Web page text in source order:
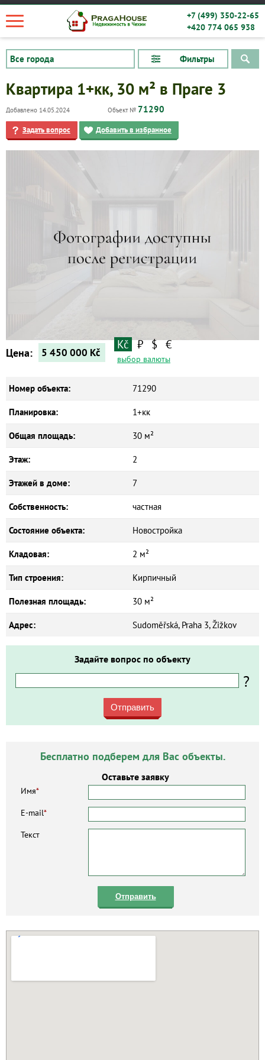
+7 (499) 350-22-65
+420 774 065 938
Фильтры
Квартира 1+кк, 30 м² в Праге 3
Добавлено 14.05.2024 Объект № 71290
Задать вопрос Добавить в избранное
Цена: 5 450 000 Kč
Kč ₽ $ €
выбор валюты
Номер объекта: 71290
Планировка: 1+кк
Общая площадь: 30 м²
Этаж: 2
Этажей в доме: 7
Собственность: частная
Состояние объекта: Новостройка
Кладовая: 2 м²
Тип строения: Кирпичный
Полезная площадь: 30 м²
Адрес: Sudoměřská, Praha 3, Žižkov
Задайте вопрос по объекту
?
Отправить
Бесплатно подберем для Вас объекты.
Оставьте заявку
Имя*
E-mail*
Текст
Отправить